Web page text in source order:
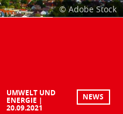
© Adobe Stock
UMWELT UND
ENERGIE
20.09.2021
NEWS